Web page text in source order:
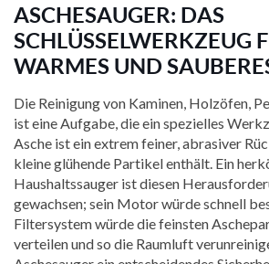
ASCHESAUGER: DAS
SCHLÜSSELWERKZEUG
WARMES UND
Die Reinigung von Kaminen, Holzöfen,
ist eine Aufgabe, die ein spezielles
Asche ist ein extrem feiner, abrasiver
kleine glühende Partikel enthält. Ein
Haushaltssauger ist diesen
gewachsen; sein Motor würde schnell
Filtersystem würde die feinsten
verteilen und so die Raumluft